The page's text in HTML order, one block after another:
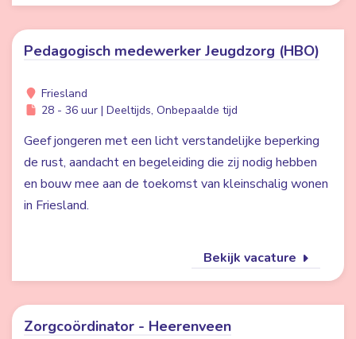
Pedagogisch medewerker Jeugdzorg (HBO)
Friesland
28 - 36 uur | Deeltijds, Onbepaalde tijd
Geef jongeren met een licht verstandelijke beperking
de rust, aandacht en begeleiding die zij nodig hebben
en bouw mee aan de toekomst van kleinschalig wonen
in Friesland.
Bekijk vacature
Zorgcoördinator - Heerenveen